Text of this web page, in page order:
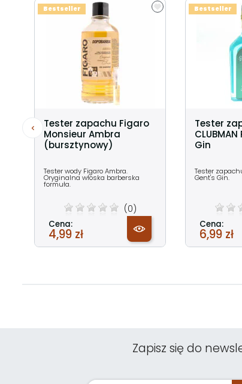
Tester zapachu Figaro
Monsieur Ambra
(bursztynowy)
Tester wody Figaro Ambra.
Oryginalna włoska barberska
formuła.
(0)
Cena:
4,99 zł
Bestseller
Tester
Gin
Tester
Gent's Gin.
Cena:
6,99 zł
Bestseller
Zapisz się do